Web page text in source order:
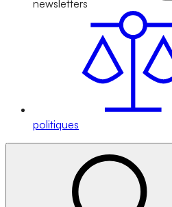
newsletters
politiques